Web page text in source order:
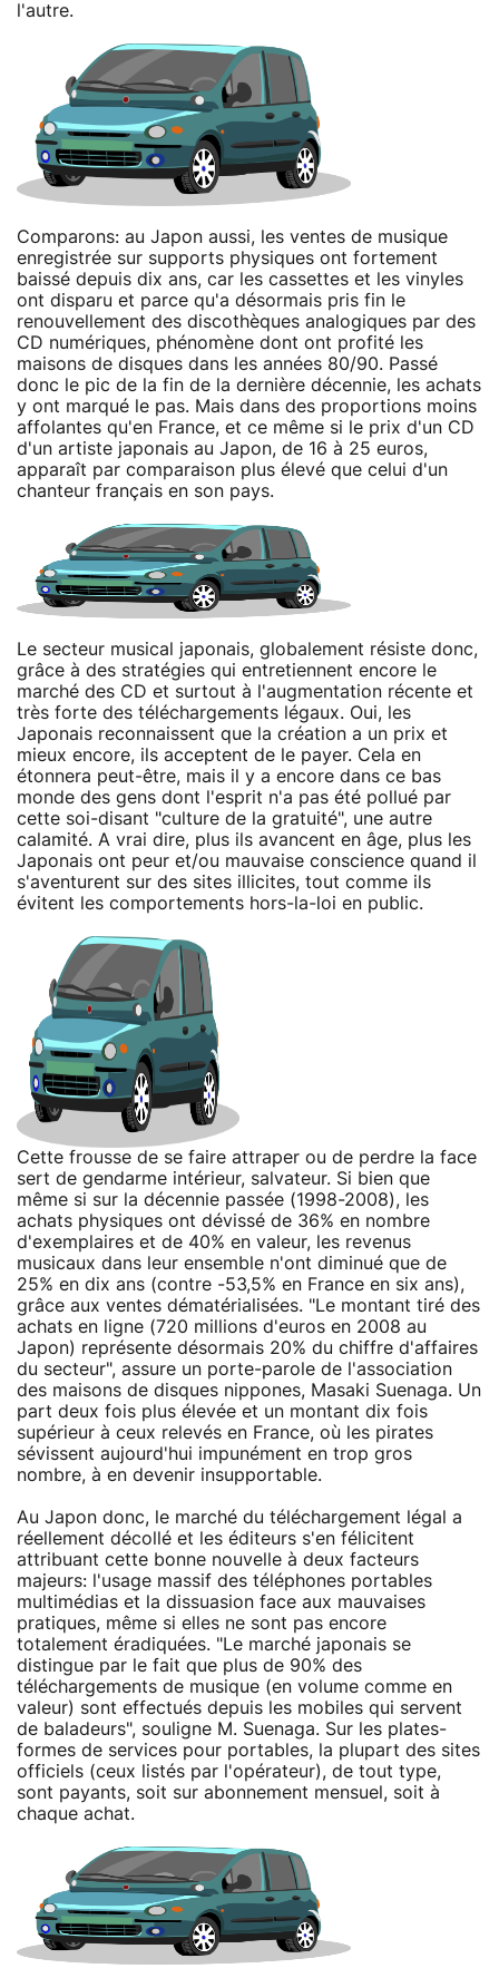
l'autre.
Comparons: au Japon aussi, les ventes de musique
enregistrée sur supports physiques ont fortement
baissé depuis dix ans, car les cassettes et les vinyles
ont disparu et parce qu'a désormais pris fin le
renouvellement des discothèques analogiques par des
CD numériques, phénomène dont ont profité les
maisons de disques dans les années 80/90. Passé
donc le pic de la fin de la dernière décennie, les achats
y ont marqué le pas. Mais dans des proportions moins
affolantes qu'en France, et ce même si le prix d'un CD
d'un artiste japonais au Japon, de 16 à 25 euros,
apparaît par comparaison plus élevé que celui d'un
chanteur français en son pays.
Le secteur musical japonais, globalement résiste donc,
grâce à des stratégies qui entretiennent encore le
marché des CD et surtout à l'augmentation récente et
très forte des téléchargements légaux. Oui, les
Japonais reconnaissent que la création a un prix et
mieux encore, ils acceptent de le payer. Cela en
étonnera peut-être, mais il y a encore dans ce bas
monde des gens dont l'esprit n'a pas été pollué par
cette soi-disant "culture de la gratuité", une autre
calamité. A vrai dire, plus ils avancent en âge, plus les
Japonais ont peur et/ou mauvaise conscience quand il
s'aventurent sur des sites illicites, tout comme ils
évitent les comportements hors-la-loi en public.
Cette frousse de se faire attraper ou de perdre la face
sert de gendarme intérieur, salvateur. Si bien que
même si sur la décennie passée (1998-2008), les
achats physiques ont dévissé de 36% en nombre
d'exemplaires et de 40% en valeur, les revenus
musicaux dans leur ensemble n'ont diminué que de
25% en dix ans (contre -53,5% en France en six ans),
grâce aux ventes dématérialisées. "Le montant tiré des
achats en ligne (720 millions d'euros en 2008 au
Japon) représente désormais 20% du chiffre d'affaires
du secteur", assure un porte-parole de l'association
des maisons de disques nippones, Masaki Suenaga. Un
part deux fois plus élevée et un montant dix fois
supérieur à ceux relevés en France, où les pirates
sévissent aujourd'hui impunément en trop gros
nombre, à en devenir insupportable.
Au Japon donc, le marché du téléchargement légal a
réellement décollé et les éditeurs s'en félicitent
attribuant cette bonne nouvelle à deux facteurs
majeurs: l'usage massif des téléphones portables
multimédias et la dissuasion face aux mauvaises
pratiques, même si elles ne sont pas encore
totalement éradiquées. "Le marché japonais se
distingue par le fait que plus de 90% des
téléchargements de musique (en volume comme en
valeur) sont effectués depuis les mobiles qui servent
de baladeurs", souligne M. Suenaga. Sur les plates-
formes de services pour portables, la plupart des sites
officiels (ceux listés par l'opérateur), de tout type,
sont payants, soit sur abonnement mensuel, soit à
chaque achat.